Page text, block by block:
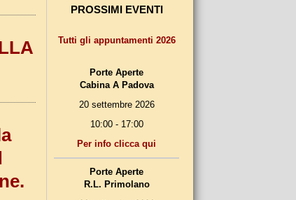
PROSSIMI EVENTI
Tutti gli appuntamenti 2026
Porte Aperte
Cabina A Padova
20 settembre 2026
10:00 - 17:00
Per info clicca qui
Porte Aperte
R.L. Primolano